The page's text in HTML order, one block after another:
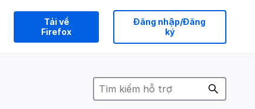
Tải về
Firefox
Đăng nhập/Đăng
ký